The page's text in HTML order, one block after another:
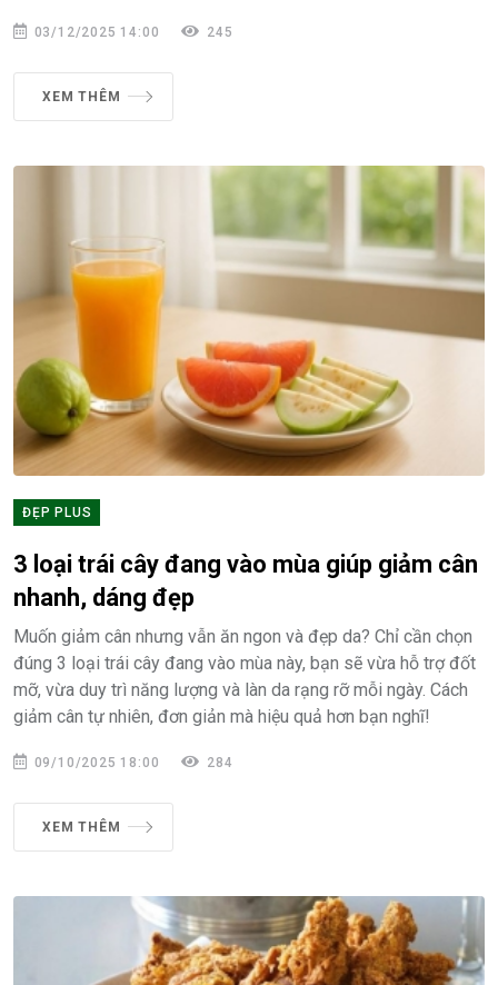
03/12/2025 14:00 245
XEM THÊM
ĐẸP PLUS
3 loại trái cây đang vào mùa giúp giảm cân
nhanh, dáng đẹp
Muốn giảm cân nhưng vẫn ăn ngon và đẹp da? Chỉ cần chọn
đúng 3 loại trái cây đang vào mùa này, bạn sẽ vừa hỗ trợ đốt
mỡ, vừa duy trì năng lượng và làn da rạng rỡ mỗi ngày. Cách
giảm cân tự nhiên, đơn giản mà hiệu quả hơn bạn nghĩ!
09/10/2025 18:00 284
XEM THÊM